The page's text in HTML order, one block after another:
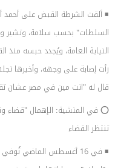
◾ ألقت الشرطة القبض على أحمد
السلطات" بحسب سلامة، وتشير
النيابة العامة، ويُجدد حبسه منذ
رأت إصابة على وجهه، وأخبرها
قال له "انت مين في مصر عشان
⭕ في المنشية: الإهمال "قضاء
تنتظر القضاء
◾ في 16 أغسطس الماضي